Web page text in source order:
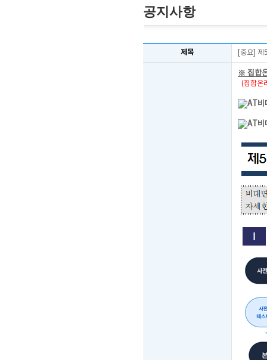
공지사항
제목 [중요]
※ 집합
(집합온
AT비
AT비